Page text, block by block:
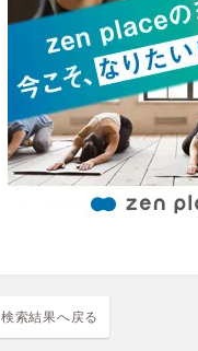
検索結果へ戻る